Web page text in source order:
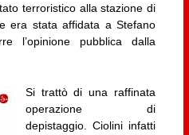
terroristico alla stazione di
era stata affidata a Stefano
l’opinione pubblica dalla
Si trattò di una raffinata
operazione di
depistaggio. Ciolini infatti